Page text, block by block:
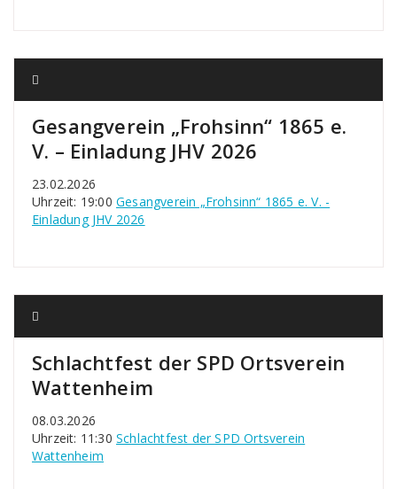
Gesangverein „Frohsinn“ 1865 e.
V. – Einladung JHV 2026
23.02.2026
Uhrzeit: 19:00 Gesangverein „Frohsinn“ 1865 e. V. -
Einladung JHV 2026
Schlachtfest der SPD Ortsverein
Wattenheim
08.03.2026
Uhrzeit: 11:30 Schlachtfest der SPD Ortsverein
Wattenheim